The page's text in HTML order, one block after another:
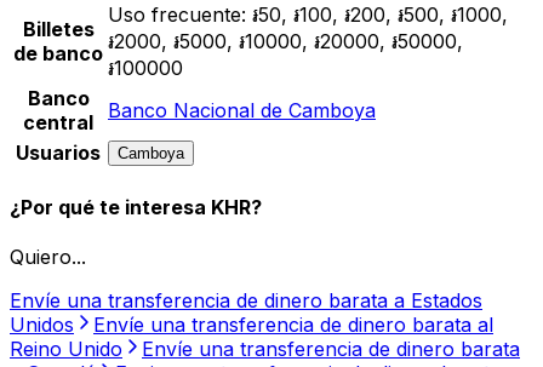
Billetes
de banco
Uso frecuente: ៛50, ៛100, ៛200, ៛500, ៛1000,
៛2000, ៛5000, ៛10000, ៛20000, ៛50000,
៛100000
Banco
central
Banco Nacional de Camboya
Usuarios
Camboya
¿Por qué te interesa KHR?
Quiero...
Envíe una transferencia de dinero barata a Estados
Unidos
Envíe una transferencia de dinero barata al
Reino Unido
Envíe una transferencia de dinero barata